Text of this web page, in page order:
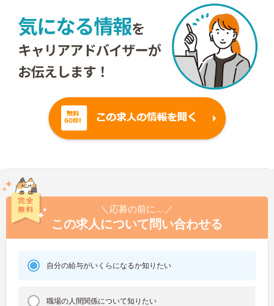
＼応募の前に…／
この求人について問い合わせる
自分の給与がいくらになるか知りたい
職場の人間関係について知りたい